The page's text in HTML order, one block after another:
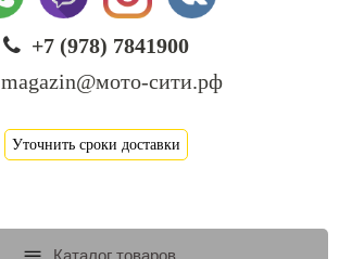
+7 (978) 7841900
magazin@мото-сити.рф
Уточнить сроки доставки
Каталог товаров